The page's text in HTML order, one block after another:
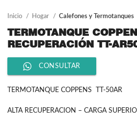
Inicio Hogar Calefones y Termotanques
TERMOTANQUE
RECUPERACIÓN TT-
CONSULTAR
TERMOTANQUE COPPENS TT-50AR
ALTA RECUPERACION – CARGA